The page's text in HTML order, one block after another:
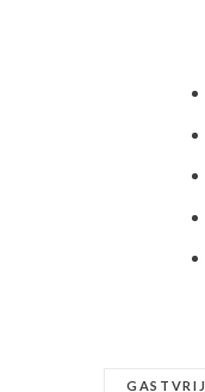
GASTVRIJ